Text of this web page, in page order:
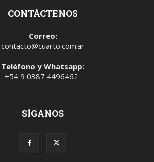
CONTÁCTENOS
Correo:
contacto@cuarto.com.ar
Teléfono y Whatsapp:
+54 9 0387 4496462
SÍGANOS